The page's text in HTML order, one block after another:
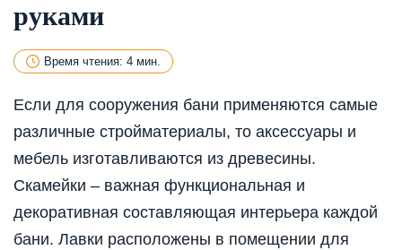
руками
Время чтения: 4 мин.
Если для сооружения бани применяются самые
различные стройматериалы, то аксессуары и
мебель изготавливаются из древесины.
Скамейки – важная функциональная и
декоративная составляющая интерьера каждой
бани. Лавки расположены в помещении для